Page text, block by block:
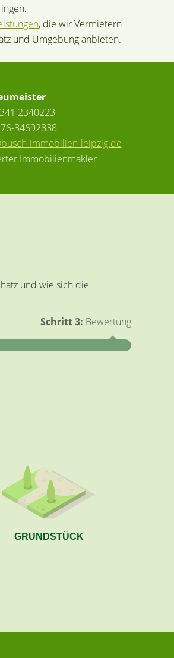
, die wir Vermietern
und Umgebung anbieten.
2340223
34692838
immobilien-leipzig.de
Immobilienmakler
und wie sich die
Schritt 3: Bewertung
GRUNDSTÜCK